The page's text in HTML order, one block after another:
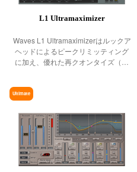
L1 Ultramaximizer
Waves L1 Ultramaximizerはルックア
ヘッドによるピークリミッティング
に加え、優れた再クオンタイズ（ビ
ルチメディア音楽制作に至るまで、
Ultimate